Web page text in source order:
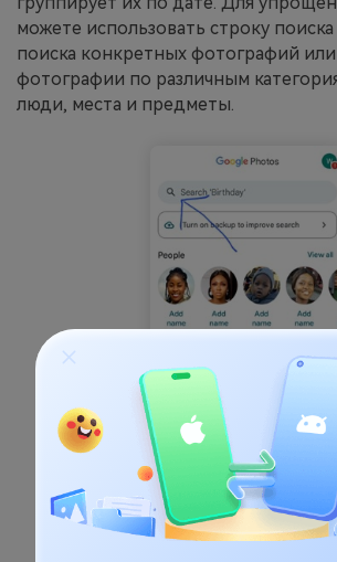
можете использовать строку поиска
поиска конкретных фотографий
фотографии по различным
люди, места и предметы.